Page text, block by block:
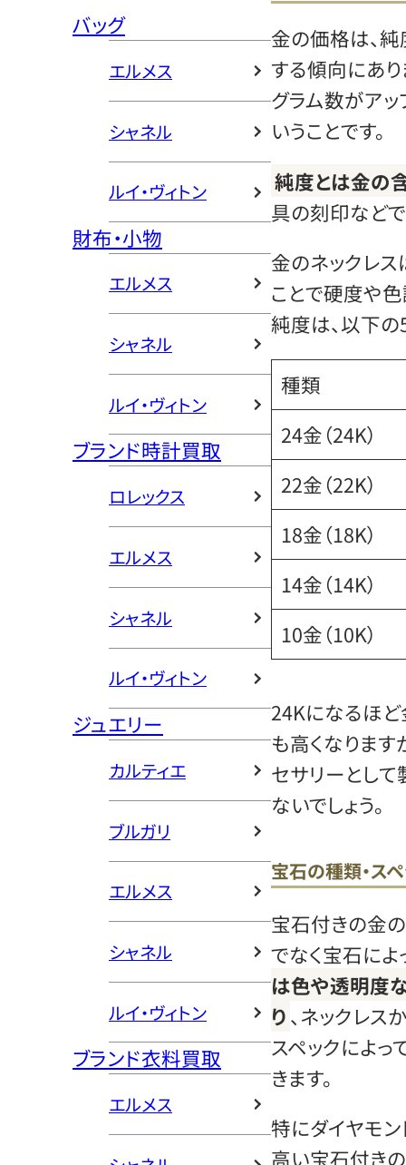
バッグ
エルメス
シャネル
ルイ・ヴィトン
財布・小物
エルメス
シャネル
ルイ・ヴィトン
ブランド時計買取
ロレックス
エルメス
シャネル
ルイ・ヴィトン
ジュエリー
カルティエ
ブルガリ
エルメス
シャネル
ルイ・ヴィトン
ブランド衣料買取
エルメス
金の価格は、
する傾向にあり
グラム数がア
いうことです。
純度とは金の
具の刻印などで
金のネックレ
ことで硬度や
純度は、以下の
種類
24金（24K）
22金（22K）
18金（18K）
14金（14K）
10金（10K）
24Kになるほど
も高くなります
セサリーとし
ないでしょう。
宝石の種類・ス
宝石付きの金
でなく宝石によ
は色や透明度
り、ネックレス
スペックによ
きます。
特にダイヤモ
高い宝石付き